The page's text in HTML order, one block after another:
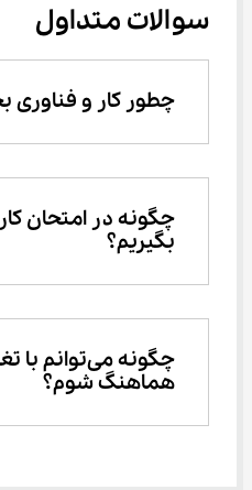
سوالات متداول
چطور کار و فناوری
بگیریم؟
چگونه
هماهنگ شوم؟